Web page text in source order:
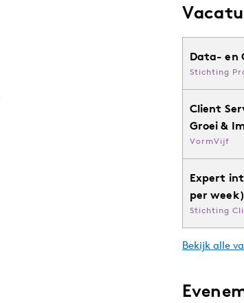
Data- en
Stichting
Client
Groei &
VormVijf
Expert
per week)
Stichting
Bekijk alle